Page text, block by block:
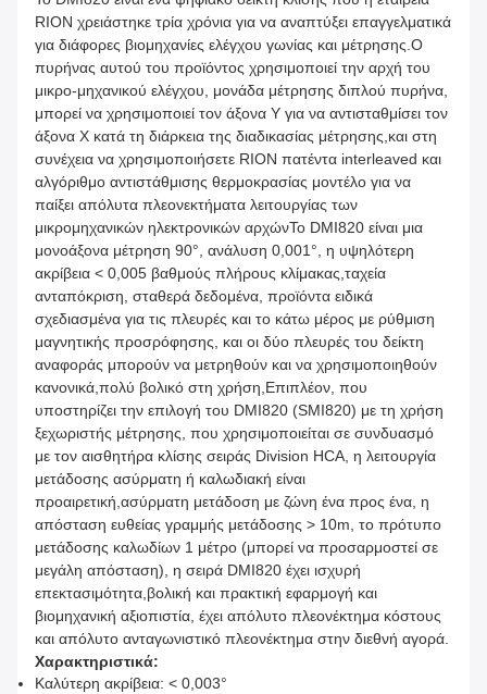
RION χρειάστηκε τρία χρόνια για να αναπτύξει επαγγελματικά
για διάφορες βιομηχανίες ελέγχου γωνίας και μέτρησης.Ο
πυρήνας αυτού του προϊόντος χρησιμοποιεί την αρχή του
μικρο-μηχανικού ελέγχου, μονάδα μέτρησης διπλού πυρήνα,
μπορεί να χρησιμοποιεί τον άξονα Y για να αντισταθμίσει τον
άξονα X κατά τη διάρκεια της διαδικασίας μέτρησης,και στη
συνέχεια να χρησιμοποιήσετε RION πατέντα interleaved και
αλγόριθμο αντιστάθμισης θερμοκρασίας μοντέλο για να
παίξει απόλυτα πλεονεκτήματα λειτουργίας των
μικρομηχανικών ηλεκτρονικών αρχώνΤο DMI820 είναι μια
μονοάξονα μέτρηση 90°, ανάλυση 0,001°, η υψηλότερη
ακρίβεια < 0,005 βαθμούς πλήρους κλίμακας,ταχεία
ανταπόκριση, σταθερά δεδομένα, προϊόντα ειδικά
σχεδιασμένα για τις πλευρές και το κάτω μέρος με ρύθμιση
μαγνητικής προσρόφησης, και οι δύο πλευρές του δείκτη
αναφοράς μπορούν να μετρηθούν και να χρησιμοποιηθούν
κανονικά,πολύ βολικό στη χρήση,Επιπλέον, που
υποστηρίζει την επιλογή του DMI820 (SMI820) με τη χρήση
ξεχωριστής μέτρησης, που χρησιμοποιείται σε συνδυασμό
με τον αισθητήρα κλίσης σειράς Division HCA, η λειτουργία
μετάδοσης ασύρματη ή καλωδιακή είναι
προαιρετική,ασύρματη μετάδοση με ζώνη ένα προς ένα, η
απόσταση ευθείας γραμμής μετάδοσης > 10m, το πρότυπο
μετάδοσης καλωδίων 1 μέτρο (μπορεί να προσαρμοστεί σε
μεγάλη απόσταση), η σειρά DMI820 έχει ισχυρή
επεκτασιμότητα,βολική και πρακτική εφαρμογή και
βιομηχανική αξιοπιστία, έχει απόλυτο πλεονέκτημα κόστους
και απόλυτο ανταγωνιστικό πλεονέκτημα στην διεθνή αγορά.
Χαρακτηριστικά:
Καλύτερη ακρίβεια: < 0,003°